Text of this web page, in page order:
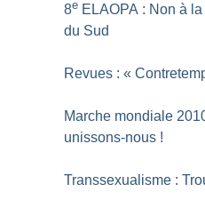
8e ELAOPA : Non à
du Sud
Revues : «
Marche mondiale
unissons-nous !
Transsexualisme :